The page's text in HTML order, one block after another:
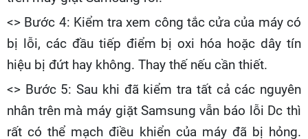
<> Bước 4: Kiểm tra xem công tắc cửa của máy có
bị lỗi, các đầu tiếp điểm bị oxi hóa hoặc dây tín
hiệu bị đứt hay không. Thay thế nếu cần thiết.
<> Bước 5: Sau khi đã kiểm tra tất cả các nguyên
nhân trên mà máy giặt Samsung vẫn báo lỗi Dc thì
rất có thể mạch điều khiển của máy đã bị hỏng.